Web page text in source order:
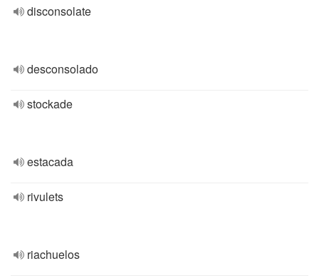
disconsolate
desconsolado
stockade
estacada
rivulets
riachuelos